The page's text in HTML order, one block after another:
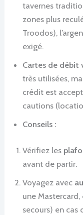
tavernes
zones plus
Troodos),
exigé.
Cartes de débit
très utilisées,
crédit est
cautions
Conseils :
Vérifiez les
avant de partir.
Voyagez avec
une
secours) en cas